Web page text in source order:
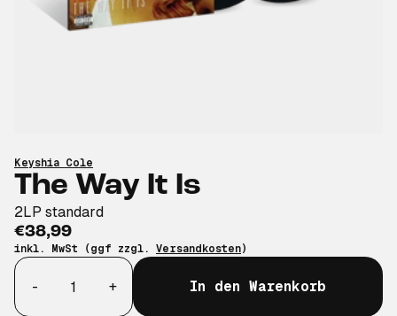
Keyshia Cole
The Way It Is
2LP standard
€38,99
inkl. MwSt (ggf zzgl. Versandkosten)
Anzahl
-
+ In den Warenkorb